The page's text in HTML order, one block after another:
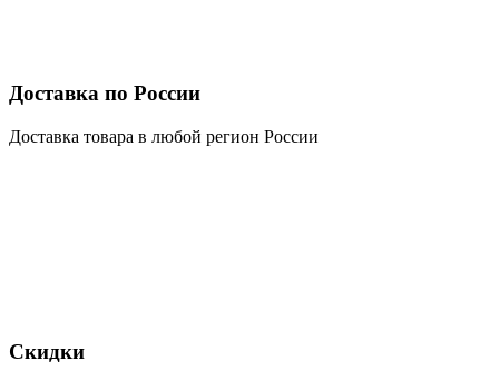
Доставка по России
Доставка товара в любой регион России
Скидки